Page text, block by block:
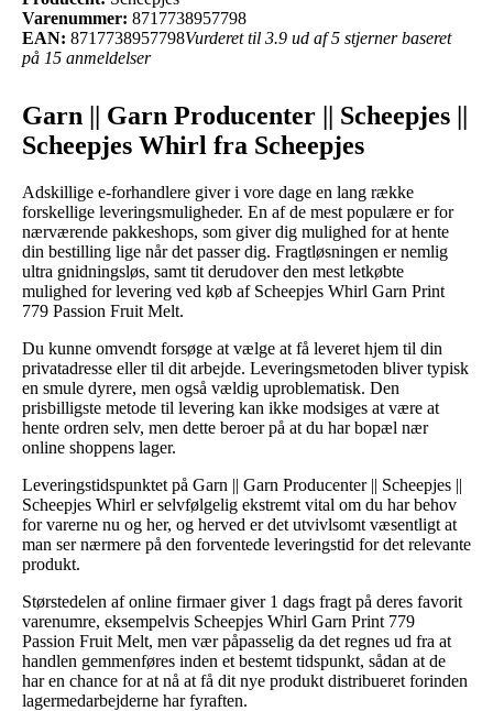
Varenummer: 8717738957798
EAN: 8717738957798Vurderet til 3.9 ud af 5 stjerner baseret
på 15 anmeldelser
Garn || Garn Producenter || Scheepjes ||
Scheepjes Whirl fra Scheepjes
Adskillige e-forhandlere giver i vore dage en lang række
forskellige leveringsmuligheder. En af de mest populære er for
nærværende pakkeshops, som giver dig mulighed for at hente
din bestilling lige når det passer dig. Fragtløsningen er nemlig
ultra gnidningsløs, samt tit derudover den mest letkøbte
mulighed for levering ved køb af Scheepjes Whirl Garn Print
779 Passion Fruit Melt.
Du kunne omvendt forsøge at vælge at få leveret hjem til din
privatadresse eller til dit arbejde. Leveringsmetoden bliver typisk
en smule dyrere, men også vældig uproblematisk. Den
prisbilligste metode til levering kan ikke modsiges at være at
hente ordren selv, men dette beroer på at du har bopæl nær
online shoppens lager.
Leveringstidspunktet på Garn || Garn Producenter || Scheepjes ||
Scheepjes Whirl er selvfølgelig ekstremt vital om du har behov
for varerne nu og her, og herved er det utvivlsomt væsentligt at
man ser nærmere på den forventede leveringstid for det relevante
produkt.
Størstedelen af online firmaer giver 1 dags fragt på deres favorit
varenumre, eksempelvis Scheepjes Whirl Garn Print 779
Passion Fruit Melt, men vær påpasselig da det regnes ud fra at
handlen gemmenføres inden et bestemt tidspunkt, sådan at de
har en chance for at nå at få dit nye produkt distribueret forinden
lagermedarbejderne har fyraften.